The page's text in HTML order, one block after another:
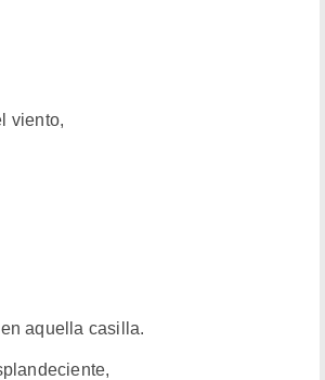
viento,
aquella casilla.